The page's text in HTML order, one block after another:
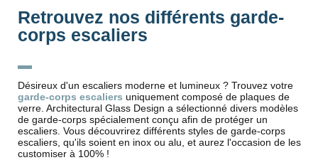
Retrouvez nos différents garde-
corps escaliers
Désireux d'un escaliers moderne et lumineux ? Trouvez votre
garde-corps escaliers uniquement composé de plaques de
verre. Architectural Glass Design a sélectionné divers modèles
de garde-corps spécialement conçu afin de protéger un
escaliers. Vous découvrirez différents styles de garde-corps
escaliers, qu'ils soient en inox ou alu, et aurez l'occasion de les
customiser à 100% !